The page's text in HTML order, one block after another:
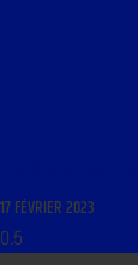
17 FÉVRIER 2023